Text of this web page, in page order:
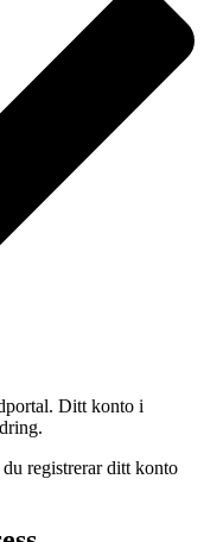
Ditt konto i
registrerar ditt konto